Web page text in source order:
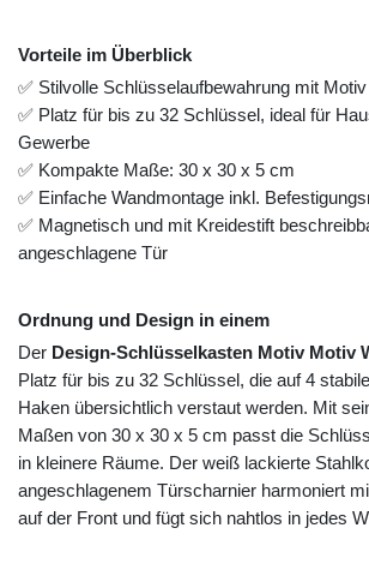
Vorteile im Überblick
✅ Stilvolle Schlüsselaufbewahrung mit Motiv
✅ Platz für bis zu 32 Schlüssel, ideal für
Gewerbe
✅ Kompakte Maße: 30 x 30 x 5 cm
✅ Einfache Wandmontage inkl.
✅ Magnetisch und mit Kreidestift
angeschlagene Tür
Ordnung und Design in einem
Der Design-Schlüsselkasten Motiv Motiv
Platz für bis zu 32 Schlüssel, die auf 4
Haken übersichtlich verstaut werden. Mit
Maßen von 30 x 30 x 5 cm passt die
in kleinere Räume. Der weiß lackierte
angeschlagenem Türscharnier harmoniert
auf der Front und fügt sich nahtlos in jedes